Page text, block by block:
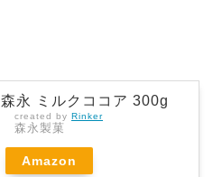
森永 ミルクココア 300g
created by Rinker
森永製菓
Amazon